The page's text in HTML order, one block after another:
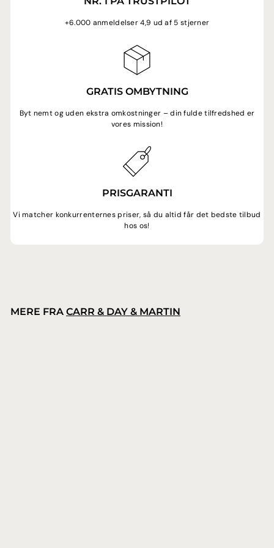
+6.000 anmeldelser 4,9 ud af 5 stjerner
GRATIS OMBYTNING
Byt nemt og uden ekstra omkostninger – din fulde tilfredshed er
vores mission!
PRISGARANTI
Vi matcher konkurrenternes priser, så du altid får det bedste tilbud
hos os!
MERE FRA CARR & DAY & MARTIN